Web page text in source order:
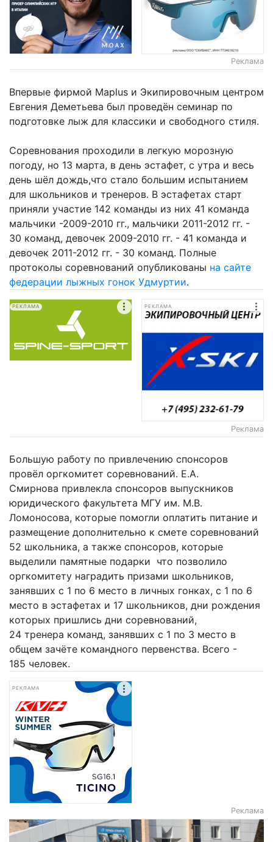
Реклама
Впервые фирмой Maplus и Экипировочным центром
Евгения Деметьева был проведён семинар по
подготовке лыж для классики и свободного стиля.
Соревнования проходили в легкую морозную
погоду, но 13 марта, в день эстафет, с утра и весь
день шёл дождь,что стало большим испытанием
для школьников и тренеров. В эстафетах старт
приняли участие 142 команды из них 41 команда
мальчики -2009-2010 гг., мальчики 2011-2012 гг. -
30 команд, девочек 2009-2010 гг. - 41 команда и
девочек 2011-2012 гг. - 30 команд. Полные
протоколы соревнований опубликованы на сайте
федерации лыжных гонок Удмуртии.
РЕКЛАМА РЕКЛАМА
Реклама
Большую работу по привлечению спонсоров
провёл оргкомитет соревнований. Е.А.
Смирнова привлекла спонсоров выпускников
юридического факультета МГУ им. М.В.
Ломоносова, которые помогли оплатить питание и
размещение дополнительно к смете соревнований
52 школьника, а также спонсоров, которые
выделили памятные подарки что позволило
оргкомитету наградить призами школьников,
занявших с 1 по 6 место в личных гонках, с 1 по 6
место в эстафетах и 17 школьников, дни рождения
которых пришлись дни соревнований,
24 тренера команд, занявших с 1 по 3 место в
общем зачёте командного первенства. Всего -
185 человек.
РЕКЛАМА
Реклама